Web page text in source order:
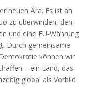
neuen Ära. Es ist an
zu überwinden, den
und eine EU‑Währung
Durch gemeinsame
können wir
– ein Land, das
global als Vorbild